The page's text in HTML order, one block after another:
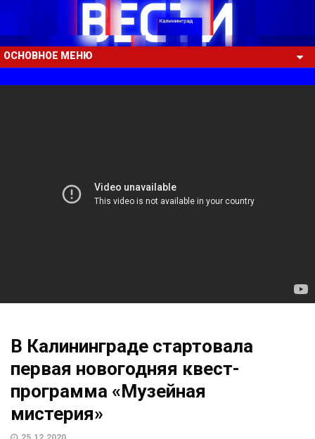
ОСНОВНОЕ МЕНЮ
В Калининграде стартовала
первая новогодняя квест-
программа «Музейная
мистерия»